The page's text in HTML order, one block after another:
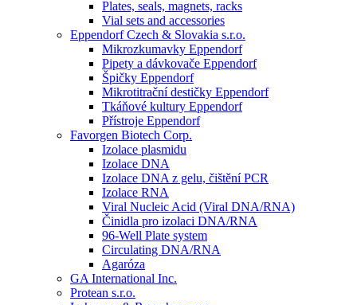
Plates, seals, magnets, racks
Vial sets and accessories
Eppendorf Czech & Slovakia s.r.o.
Mikrozkumavky Eppendorf
Pipety a dávkovače Eppendorf
Špičky Eppendorf
Mikrotitrační destičky Eppendorf
Tkáňové kultury Eppendorf
Přístroje Eppendorf
Favorgen Biotech Corp.
Izolace plasmidu
Izolace DNA
Izolace DNA z gelu, čištění PCR
Izolace RNA
Viral Nucleic Acid (Viral DNA/RNA)
Činidla pro izolaci DNA/RNA
96-Well Plate system
Circulating DNA/RNA
Agaróza
GA International Inc.
Protean s.r.o.